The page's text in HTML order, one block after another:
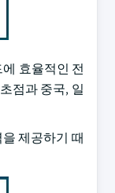
효율적인 전
점과 중국, 일
제공하기 때